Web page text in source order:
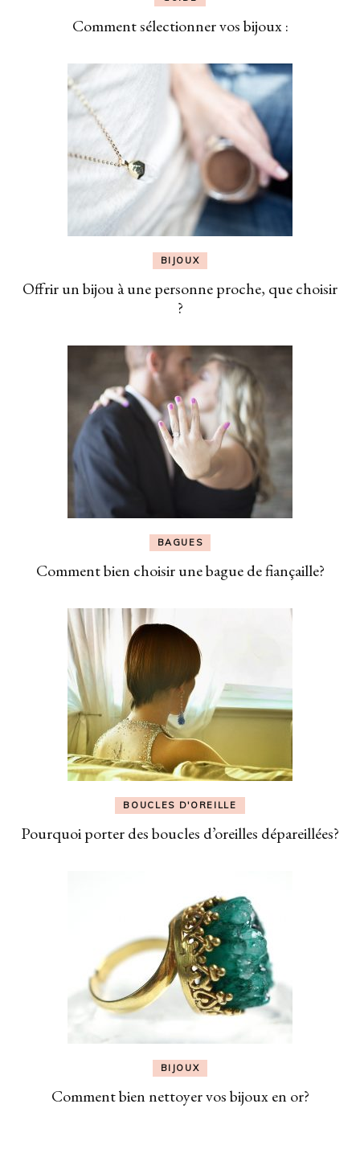
Comment sélectionner vos bijoux :
BIJOUX
Offrir un bijou à une personne proche, que choisir
?
BAGUES
Comment bien choisir une bague de fiançaille?
BOUCLES D'OREILLE
Pourquoi porter des boucles d’oreilles dépareillées?
BIJOUX
Comment bien nettoyer vos bijoux en or?